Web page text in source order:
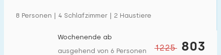
8 Personen | 4 Schlafzimmer | 2 Haustiere
1225 803
Wochenende ab
ausgehend von 6 Personen